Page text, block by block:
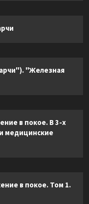
"Железная
в покое. В 3-х
медицинские
в покое. Том 1.